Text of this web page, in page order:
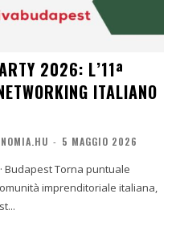
2026: L’11ª
ITALIANO
- 5 MAGGIO 2026
puntuale
imprenditoriale italiana,